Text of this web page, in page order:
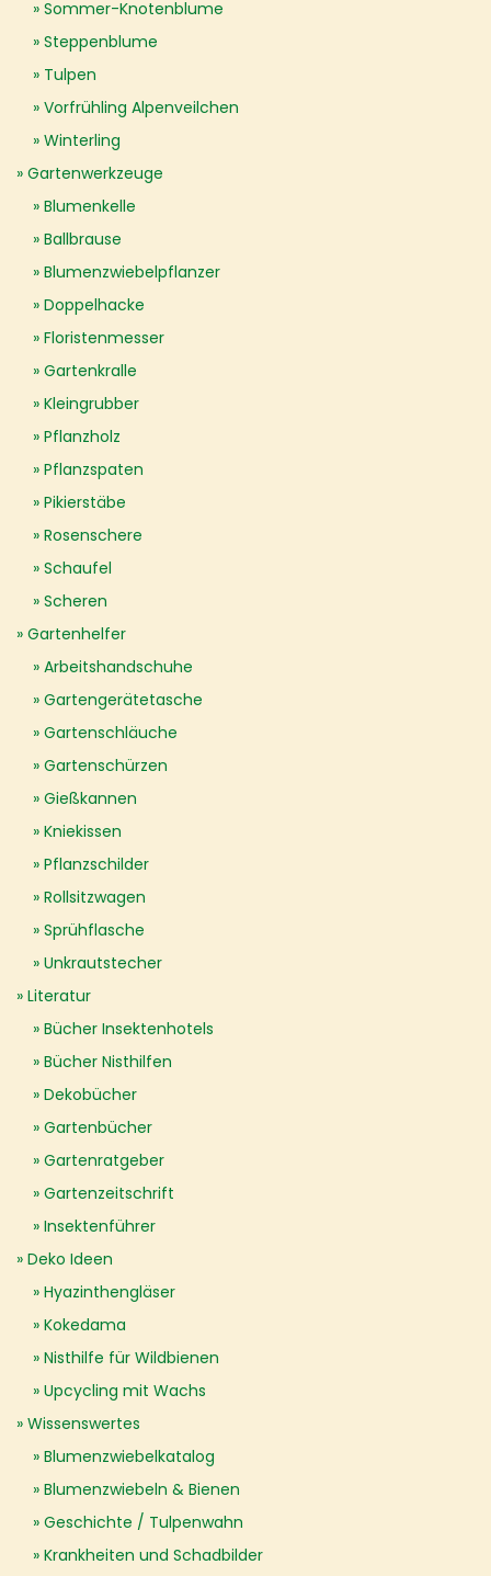
Sommer-Knotenblume
Steppenblume
Tulpen
Vorfrühling Alpenveilchen
Winterling
Gartenwerkzeuge
Blumenkelle
Ballbrause
Blumenzwiebelpflanzer
Doppelhacke
Floristenmesser
Gartenkralle
Kleingrubber
Pflanzholz
Pflanzspaten
Pikierstäbe
Rosenschere
Schaufel
Scheren
Gartenhelfer
Arbeitshandschuhe
Gartengerätetasche
Gartenschläuche
Gartenschürzen
Gießkannen
Kniekissen
Pflanzschilder
Rollsitzwagen
Sprühflasche
Unkrautstecher
Literatur
Bücher Insektenhotels
Bücher Nisthilfen
Dekobücher
Gartenbücher
Gartenratgeber
Gartenzeitschrift
Insektenführer
Deko Ideen
Hyazinthengläser
Kokedama
Nisthilfe für Wildbienen
Upcycling mit Wachs
Wissenswertes
Blumenzwiebelkatalog
Blumenzwiebeln & Bienen
Geschichte / Tulpenwahn
Krankheiten und Schadbilder